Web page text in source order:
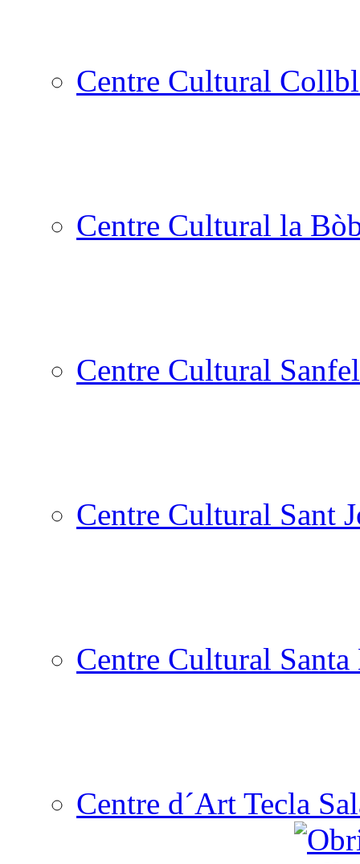
Centre Cultural
Centre Cultural la
Centre Cultural
Centre Cultural Sant
Centre Cultural
Centre d´Art Tecla